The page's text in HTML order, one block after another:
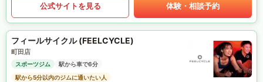
公式サイトを見る 体験・相談予約
フィールサイクル (FEELCYCLE)
町田店
スポーツジム
駅から車で6分
駅から5分以内のジムに通いたい人